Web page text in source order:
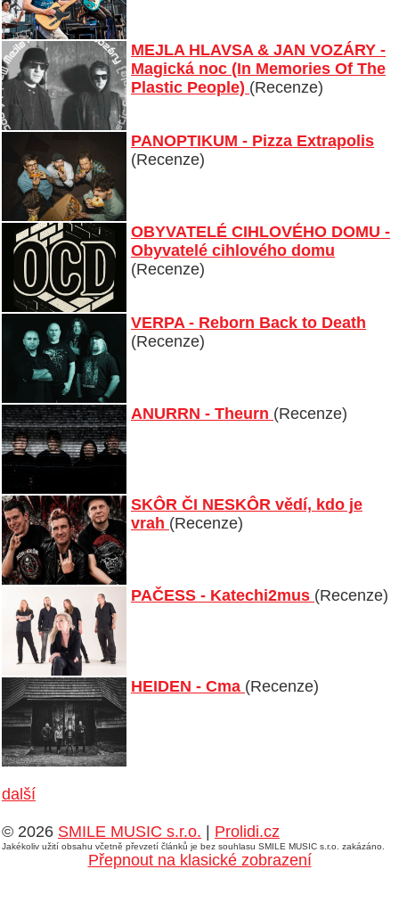
MEJLA HLAVSA & JAN VOZÁRY -
Magická noc (In Memories Of The
Plastic People) (Recenze)
PANOPTIKUM - Pizza Extrapolis
(Recenze)
OBYVATELÉ CIHLOVÉHO DOMU -
Obyvatelé cihlového domu
(Recenze)
VERPA - Reborn Back to Death
(Recenze)
ANURRN - Theurn (Recenze)
SKÔR ČI NESKÔR vědí, kdo je
vrah (Recenze)
PAČESS - Katechi2mus (Recenze)
HEIDEN - Cma (Recenze)
další
© 2026 SMILE MUSIC s.r.o. Prolidi.cz
Jakékoliv užití obsahu včetně převzetí článků je bez souhlasu SMILE MUSIC s.r.o. zakázáno.
Přepnout na klasické zobrazení